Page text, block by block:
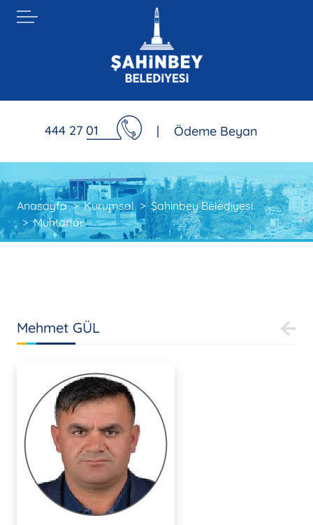
444 27 01 | Ödeme Beyan
Anasayfa Kurumsal
Şahinbey Belediyesi
Muhtarlar
Mehmet GÜL